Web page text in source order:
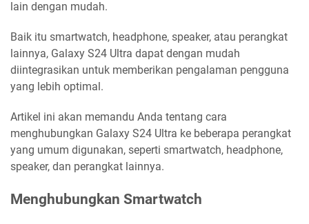
lain dengan mudah.
Baik itu smartwatch, headphone, speaker, atau perangkat
lainnya, Galaxy S24 Ultra dapat dengan mudah
diintegrasikan untuk memberikan pengalaman pengguna
yang lebih optimal.
Artikel ini akan memandu Anda tentang cara
menghubungkan Galaxy S24 Ultra ke beberapa perangkat
yang umum digunakan, seperti smartwatch, headphone,
speaker, dan perangkat lainnya.
Menghubungkan Smartwatch